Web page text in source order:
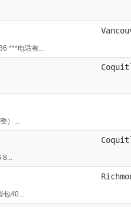
***电话有...
）...
40...